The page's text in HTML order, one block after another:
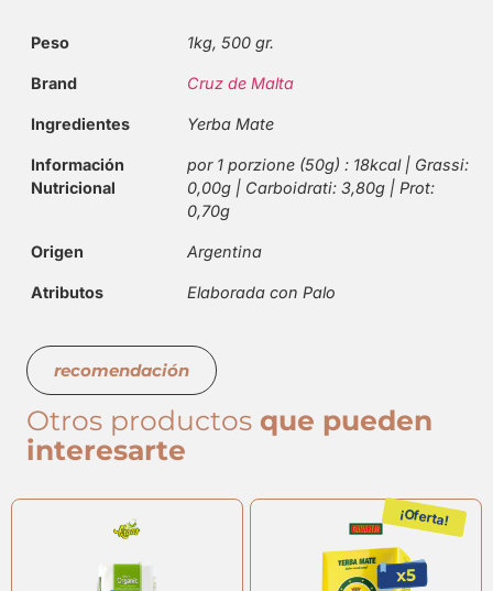
Peso 1kg, 500 gr.
Brand Cruz de Malta
Ingredientes Yerba Mate
Información
Nutricional
por 1 porzione (50g) : 18kcal | Grassi:
0,00g | Carboidrati: 3,80g | Prot:
0,70g
Origen Argentina
Atributos Elaborada con Palo
recomendación
Otros productos que pueden
interesarte
¡Oferta!